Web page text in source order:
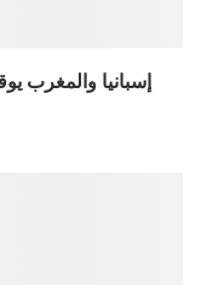
إسبانيا والمغرب